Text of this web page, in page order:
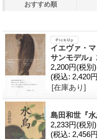
おすすめ順
イエヴァ・
サンモデル
2,200円(税別)
(税込: 2,420
[在庫あり]
島田和世『水
2,233円(税別)
(税込: 2,456